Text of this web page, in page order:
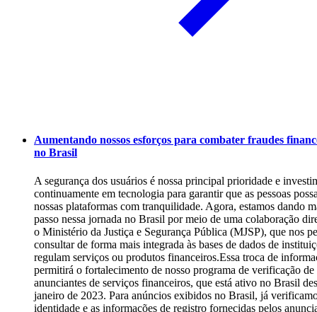
Aumentando nossos esforços para combater fraudes
no Brasil
A segurança dos usuários é nossa principal prioridade e
continuamente em tecnologia para garantir que as pessoas
nossas plataformas com tranquilidade. Agora, estamos dando
passo nessa jornada no Brasil por meio de uma colaboração
o Ministério da Justiça e Segurança Pública (MJSP), que nos
consultar de forma mais integrada às bases de dados de
regulam serviços ou produtos financeiros.Essa troca de
permitirá o fortalecimento de nosso programa de verificação de
anunciantes de serviços financeiros, que está ativo no Brasil
janeiro de 2023. Para anúncios exibidos no Brasil, já
identidade e as informações de registro fornecidas pelos